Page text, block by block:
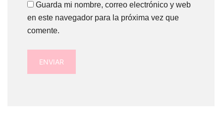
Guarda mi nombre, correo electrónico y web
en este navegador para la próxima vez que
comente.